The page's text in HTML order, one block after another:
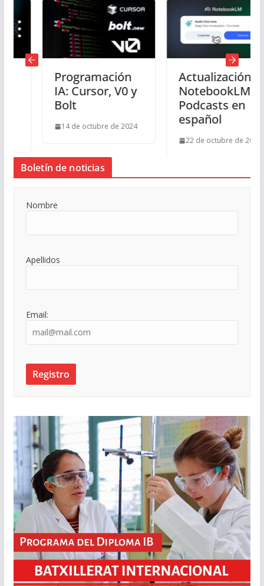
Programación
IA: Cursor, V0 y
14 de octubre de 2024
Actualización
NotebookLM,
Podcasts en
español
22 de octubre de 2024
Boletín de noticias
Nombre
Apellidos
Email: